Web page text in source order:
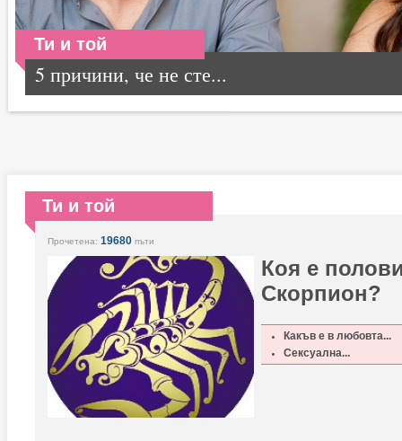
Ти и той
5 причини, че не сте...
Ти и той
Прочетена: 19680 пъти
Коя е
Скорпион?
Какъв е в любовта...
Сексуална...